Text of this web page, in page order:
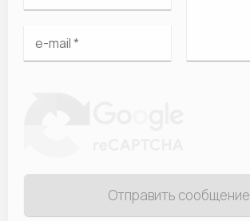
Отправить сообщение